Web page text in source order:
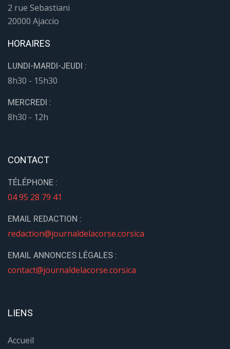
2 rue Sebastiani
20000 Ajaccio
HORAIRES
LUNDI-MARDI-JEUDI :
8h30 - 15h30
MERCREDI :
8h30 - 12h
CONTACT
TÉLÉPHONE :
04 95 28 79 41
EMAIL REDACTION :
redaction@journaldelacorse.corsica
EMAIL ANNONCES LÉGALES :
contact@journaldelacorse.corsica
LIENS
Accueil